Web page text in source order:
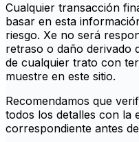
Cualquier transacción
basar en esta
riesgo. Xe no será
retraso o daño derivado
de cualquier trato con
muestre en este sitio.
Recomendamos que
todos los detalles con la
correspondiente antes